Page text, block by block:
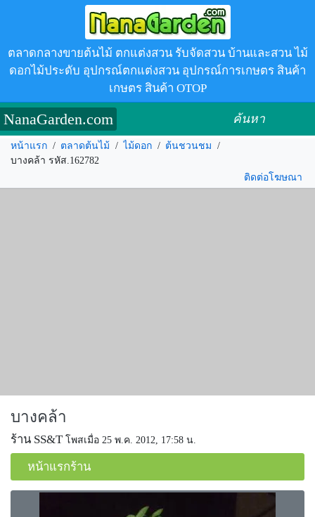
ตลาดกลางขายต้นไม้ ตกแต่งสวน รับจัดสวน บ้านและสวน ไม้
ดอกไม้ประดับ อุปกรณ์ตกแต่งสวน อุปกรณ์การเกษตร สินค้า
เกษตร สินค้า OTOP
NanaGarden.com ค้นหา
หน้าแรก / ตลาดต้นไม้ / ไม้ดอก / ต้นชวนชม /
บางคล้า รหัส.162782
ติดต่อโฆษณา
บางคล้า
ร้าน SS&T โพสเมื่อ 25 พ.ค. 2012, 17:58 น.
หน้าแรกร้าน